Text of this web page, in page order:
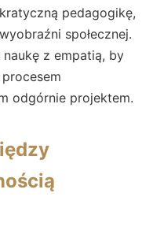
pedagogikę,
społecznej.
z empatią, by
odgórnie projektem.